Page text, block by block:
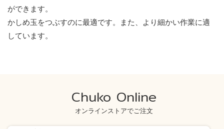
ができます。
かしめ玉をつぶすのに最適です。また、より細かい作業に適
しています。
Chuko Online
オンラインストアでご注文